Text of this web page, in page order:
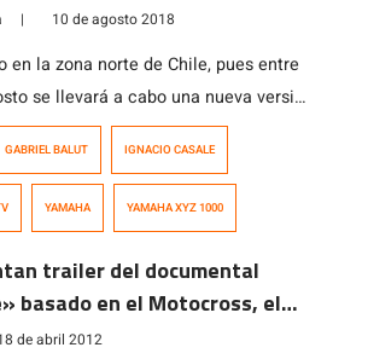
| 10 de agosto 2018
en la zona norte de Chile, pues entre
se llevará a cabo una nueva versión
correspondiente a la tercera fecha
de Rally Cross Country FIM,
en cinco etapas, […]
GABRIEL BALUT IGNACIO CASALE
YAMAHA YAMAHA XYZ 1000
trailer del documental
basado en el Motocross, el
nacional
de abril 2012